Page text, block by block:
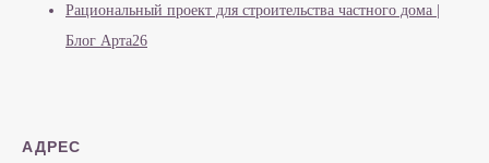
Рациональный проект для строительства частного дома |
Блог Арта26
АДРЕС